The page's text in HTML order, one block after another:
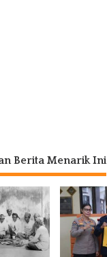
Berita Menarik Ini